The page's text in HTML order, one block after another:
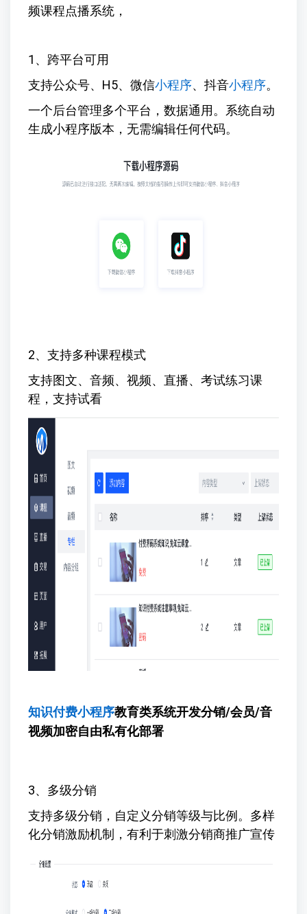
频课程点播系统，
1、跨平台可用
支持公众号、H5、微信小程序、抖音小程序。
一个后台管理多个平台，数据通用。系统自动
生成小程序版本，无需编辑任何代码。
2、支持多种课程模式
支持图文、音频、视频、直播、考试练习课
程，支持试看
知识付费小程序教育类系统开发分销/会员/音
视频加密自由私有化部署
3、多级分销
支持多级分销，自定义分销等级与比例。多样
化分销激励机制，有利于刺激分销商推广宣传